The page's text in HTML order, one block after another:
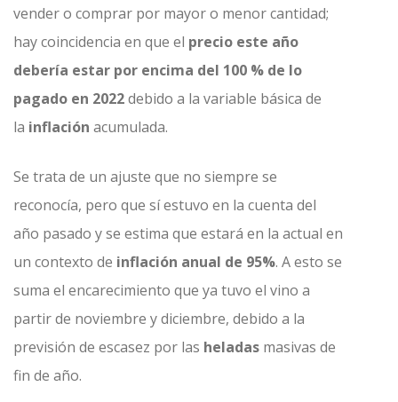
vender o comprar por mayor o menor cantidad;
hay coincidencia en que el precio este año
debería estar por encima del 100 % de lo
pagado en 2022debido a la variable básica de
la inflación acumulada.
Se trata de un ajuste que no siempre se
reconocía, pero que sí estuvo en la cuenta del
año pasado y se estima que estará en la actual en
un contexto de inflación anual de 95%. A esto se
suma el encarecimiento que ya tuvo el vino a
partir de noviembre y diciembre, debido a la
previsión de escasez por las heladas masivas de
fin de año.